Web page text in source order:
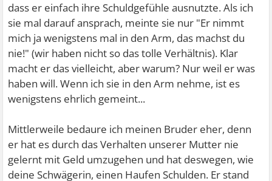
dass er einfach ihre Schuldgefühle ausnutzte. Als ich
sie mal darauf ansprach, meinte sie nur "Er nimmt
mich ja wenigstens mal in den Arm, das machst du
nie!" (wir haben nicht so das tolle Verhältnis). Klar
macht er das vielleicht, aber warum? Nur weil er was
haben will. Wenn ich sie in den Arm nehme, ist es
wenigstens ehrlich gemeint...
Mittlerweile bedaure ich meinen Bruder eher, denn
er hat es durch das Verhalten unserer Mutter nie
gelernt mit Geld umzugehen und hat deswegen, wie
deine Schwägerin, einen Haufen Schulden. Er stand